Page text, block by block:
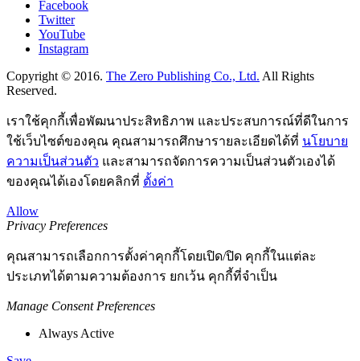
Facebook
Twitter
YouTube
Instagram
Copyright © 2016. The Zero Publishing Co., Ltd. All Rights
Reserved.
เราใช้คุกกี้เพื่อพัฒนาประสิทธิภาพ และประสบการณ์ที่ดีในการ
ใช้เว็บไซต์ของคุณ คุณสามารถศึกษารายละเอียดได้ที่ นโยบาย
ความเป็นส่วนตัว และสามารถจัดการความเป็นส่วนตัวเองได้
ของคุณได้เองโดยคลิกที่ ตั้งค่า
Allow
Privacy Preferences
คุณสามารถเลือกการตั้งค่าคุกกี้โดยเปิด/ปิด คุกกี้ในแต่ละ
ประเภทได้ตามความต้องการ ยกเว้น คุกกี้ที่จำเป็น
Manage Consent Preferences
Always Active